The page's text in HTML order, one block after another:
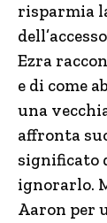
risparmia
Ezra
e di come
una
affronta
significato
ignorarlo.
Aaron per